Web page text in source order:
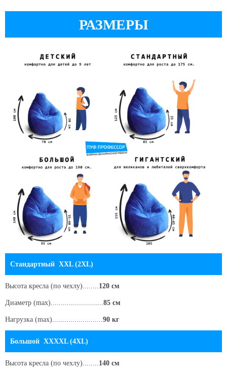
РАЗМЕРЫ
Стандартный XXL (2XL)
Высота кресла (по чехлу) 120 см
Диаметр (max).......................... 85 см
Нагрузка (max)......................... 90 кг
Большой XXXXL (4XL)
Высота кресла (по чехлу) 140 см